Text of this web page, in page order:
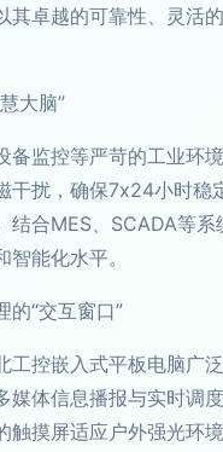
其卓越的可靠性、灵活
大脑”
备监控等严苛的工业环
干扰，确保7x24小时
结合MES、SCADA等
能化水平。
的“交互窗口”
工控嵌入式平板电脑广
媒体信息播报与实时调
触摸屏适应户外强光环